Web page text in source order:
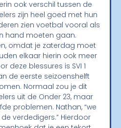
ook verschil tussen de
zijn heel goed met hun
zien voetbal vooral als
hand moeten gaan.
omdat je zaterdag moet
elkaar hierin ook meer
deze blessures is SVI 1
de eerste seizoenshelft
Normaal zou je dit
uit de Onder 23, maar
problemen. Nathan, “we
verdedigers.” Hierdoor